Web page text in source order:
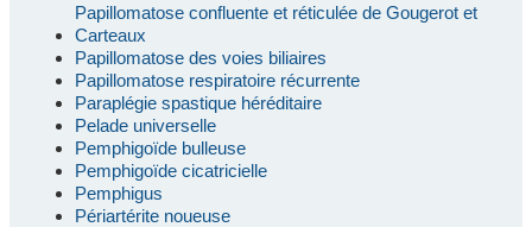
Papillomatose confluente et réticulée de Gougerot et
Carteaux
Papillomatose des voies biliaires
Papillomatose respiratoire récurrente
Paraplégie spastique héréditaire
Pelade universelle
Pemphigoïde bulleuse
Pemphigoïde cicatricielle
Pemphigus
Périartérite noueuse